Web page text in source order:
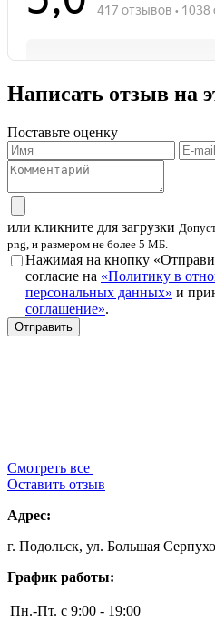
Написать отзыв на
Поставьте оценку
или кликните для загрузки
png, и размером не более 5 МБ.
Нажимая на кнопку
согласие на «Политику в
персональных данных» и
соглашение».
Смотреть все
Оставить отзыв
Адрес:
г. Подольск, ул. Большая
График работы:
Пн.-Пт. с 9:00 - 19:00